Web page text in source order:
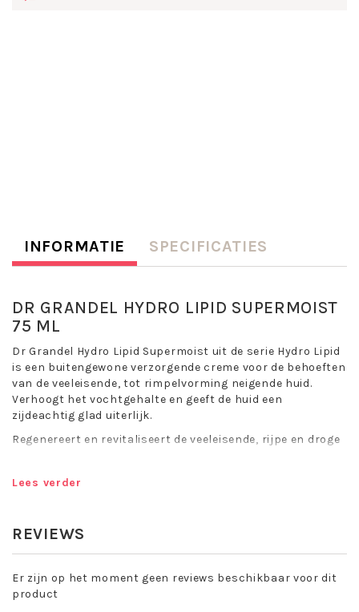
INFORMATIE SPECIFICATIES
DR GRANDEL HYDRO LIPID SUPERMOIST
75 ML
Dr Grandel Hydro Lipid Supermoist uit de serie Hydro Lipid
is een buitengewone verzorgende creme voor de behoeften
van de veeleisende, tot rimpelvorming neigende huid.
Verhoogt het vochtgehalte en geeft de huid een
zijdeachtig glad uiterlijk.
Regenereert en revitaliseert de veeleisende, rijpe en droge
werkstoffen.
Verhoogt het vochtgehalte
Vult fijne lijntjes en rimpels op
Toepassing Dr Grandel Hydro Lipid
Lees verder
REVIEWS
Er zijn op het moment geen reviews beschikbaar voor dit
product